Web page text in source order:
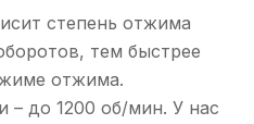
степень отжима
тем быстрее
отжима.
– до 1200 об/мин. У нас